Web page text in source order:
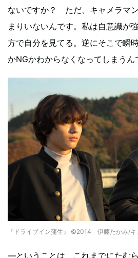
ないですか？ ただ、キャメラマ
まりいないんです。私は自意識が
方で自分を見てる。逆にそこで瞬
かNGかわからなくなってしまうん
『ドライブイン蒲生』 ©2014 伊藤たかみ/キ
―ということは、これまでにたむ